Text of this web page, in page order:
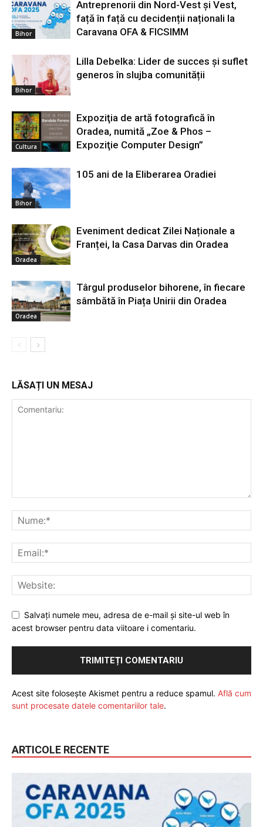
Bihor
Antreprenorii din Nord-Vest și Vest,
față în față cu decidenții naționali la
Caravana OFA & FICSIMM
Bihor
Lilla Debelka: Lider de succes și suflet
generos în slujba comunității
Cultura
Expoziţia de artă fotografică în
Oradea, numită „Zoe & Phos –
Expoziţie Computer Design”
Bihor
105 ani de la Eliberarea Oradiei
Oradea
Eveniment dedicat Zilei Naționale a
Franței, la Casa Darvas din Oradea
Oradea
Târgul produselor bihorene, în fiecare
sâmbătă în Piața Unirii din Oradea
LĂSAȚI UN MESAJ
Salvați numele meu, adresa de e-mail și site-ul web în
acest browser pentru data viitoare i comentariu.
Acest site folosește Akismet pentru a reduce spamul. Află cum
sunt procesate datele comentariilor tale.
ARTICOLE RECENTE